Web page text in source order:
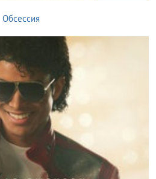
Обсессия